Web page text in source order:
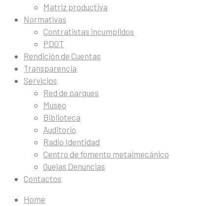
Matriz productiva
Normativas
Contratistas incumplidos
PDOT
Rendición de Cuentas
Transparencia
Servicios
Red de parques
Museo
Biblioteca
Auditorio
Radio Identidad
Centro de fomento metalmecánico
Quejas Denuncias
Contactos
Home